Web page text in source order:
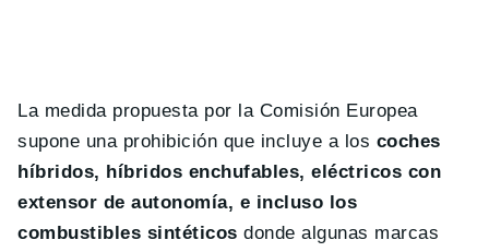
La medida propuesta por la Comisión Europea
supone una prohibición que incluye a los coches
híbridos, híbridos enchufables, eléctricos con
extensor de autonomía, e incluso los
combustibles sintéticos donde algunas marcas